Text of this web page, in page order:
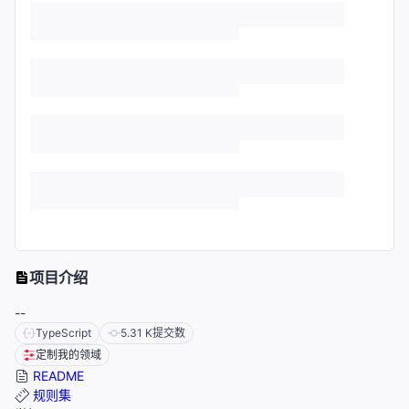
项目介绍
--
TypeScript 5.31 K提交数
定制我的领域
README
规则集